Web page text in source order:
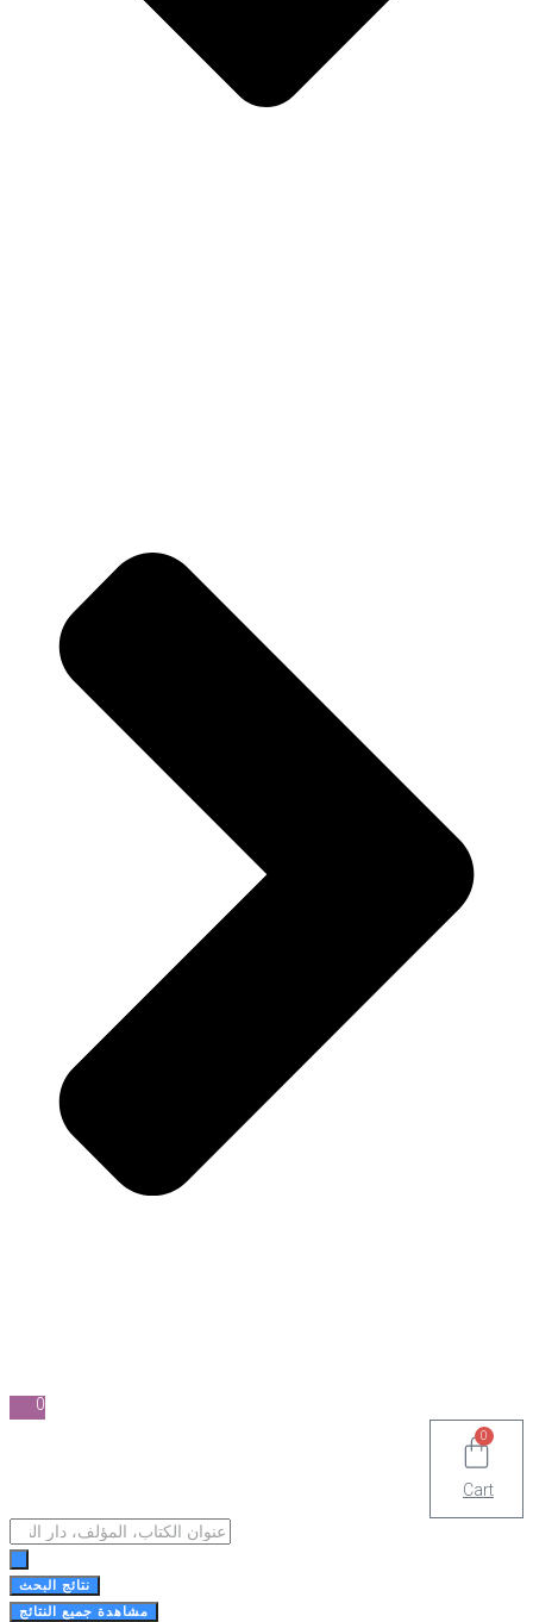
Cart
Search
نتائج البحث
مشاهدة جميع النتائج